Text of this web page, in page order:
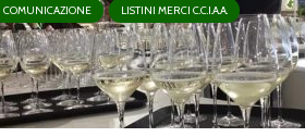
COMUNICAZIONE LISTINI MERCI C.C.I.A.A.